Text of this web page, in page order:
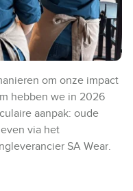
om onze impact
hebben we in 2026
aanpak: oude
via het
SA Wear.